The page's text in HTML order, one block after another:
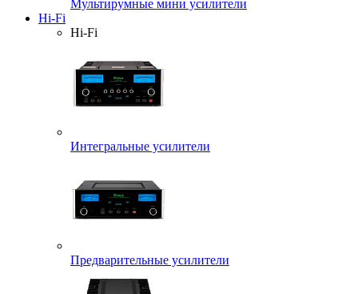
Мультирумные мини усилители
Hi-Fi
Hi-Fi
Интегральные усилители
Предварительные усилители